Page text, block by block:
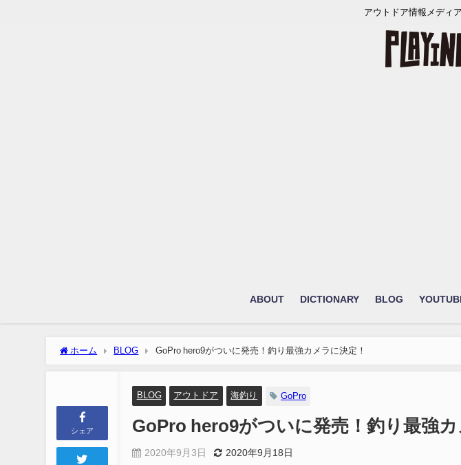
アウトドア情報メディ
ABOUT DICTIONARY BLOG
ホーム BLOG GoPro hero9がついに発売！釣り最強カメラに決定！
シェア
BLOG アウトドア 海釣り GoPro
GoPro hero9がついに発売！釣り最強カ
2020年9月3日 2020年9月18日